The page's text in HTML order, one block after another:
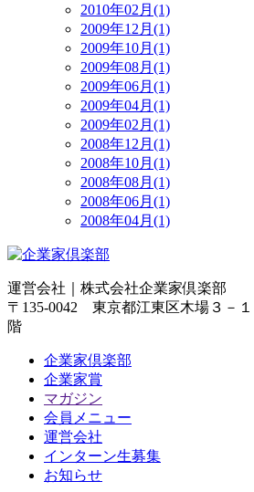
2010年02月(1)
2009年12月(1)
2009年10月(1)
2009年08月(1)
2009年06月(1)
2009年04月(1)
2009年02月(1)
2008年12月(1)
2008年10月(1)
2008年08月(1)
2008年06月(1)
2008年04月(1)
運営会社｜ 株式会社企業家倶楽部
〒135-0042 東京都江東区木場３－
階
企業家倶楽部
企業家賞
マガジン
会員メニュー
運営会社
インターン生募集
お知らせ